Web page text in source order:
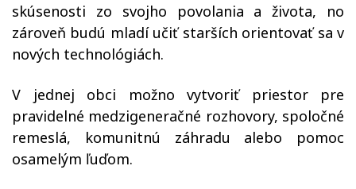
skúsenosti zo svojho povolania a života, no
zároveň budú mladí učiť starších orientovať sa v
nových technológiách.
V jednej obci možno vytvoriť priestor pre
pravidelné medzigeneračné rozhovory, spoločné
remeslá, komunitnú záhradu alebo pomoc
osamelým ľuďom.